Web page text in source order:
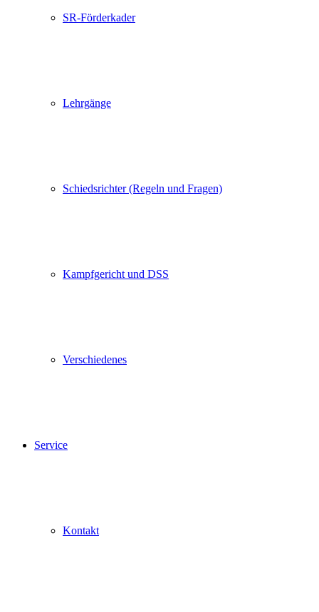
SR-Förderkader
Lehrgänge
Schiedsrichter (Regeln und Fragen)
Kampfgericht und DSS
Verschiedenes
Service
Kontakt